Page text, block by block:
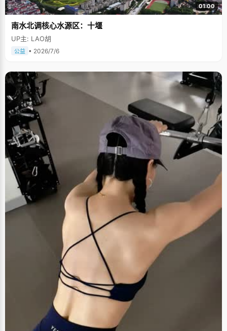
01:00
南水北调核心水源区：十堰
UP主: LAO胡
公益 • 2026/7/6